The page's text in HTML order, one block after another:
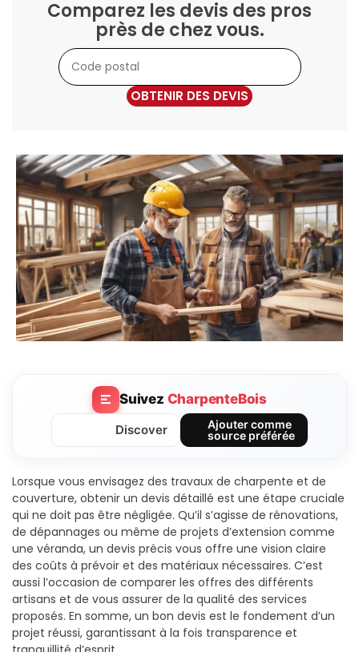
Comparez les devis des pros
près de chez vous.
OBTENIR DES DEVIS
Suivez CharpenteBois
Discover
Ajouter comme
source préférée
Lorsque vous envisagez des travaux de charpente et de
couverture, obtenir un devis détaillé est une étape cruciale
qui ne doit pas être négligée. Qu’il s’agisse de rénovations,
de dépannages ou même de projets d’extension comme
une véranda, un devis précis vous offre une vision claire
des coûts à prévoir et des matériaux nécessaires. C’est
aussi l’occasion de comparer les offres des différents
artisans et de vous assurer de la qualité des services
proposés. En somme, un bon devis est le fondement d’un
projet réussi, garantissant à la fois transparence et